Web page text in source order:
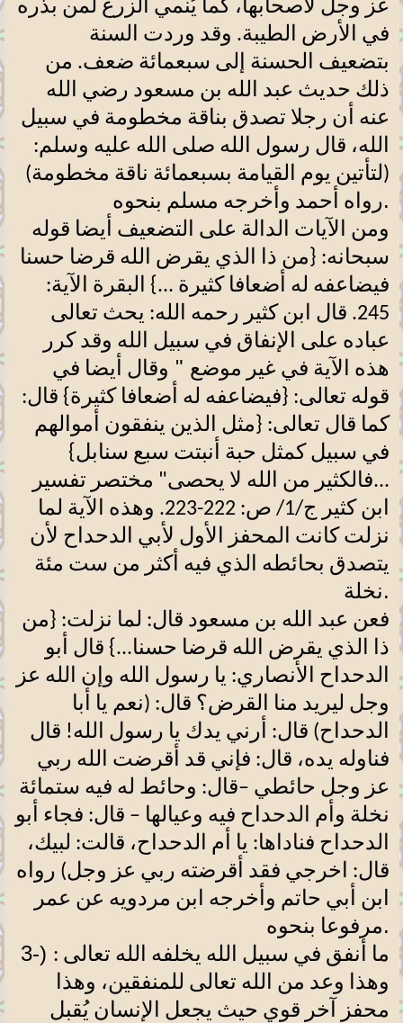
عز وجل لأصحابها، كما يُنمي الزرع لمن بذره
في الأرض الطيبة. وقد وردت السنة
بتضعيف الحسنة إلى سبعمائة ضعف. من
ذلك حديث عبد الله بن مسعود رضي الله
عنه أن رجلا تصدق بناقة مخطومة في سبيل
الله، قال رسول الله صلى الله عليه وسلم:
(لتأتين يوم القيامة بسبعمائة ناقة مخطومة)
رواه أحمد وأخرجه مسلم بنحوه.
ومن الآيات الدالة على التضعيف أيضا قوله
سبحانه: {من ذا الذي يقرض الله قرضا حسنا
فيضاعفه له أضعافا كثيرة ...} البقرة الآية:
245. قال ابن كثير رحمه الله: يحث تعالى
عباده على الإنفاق في سبيل الله وقد كرر
هذه الآية في غير موضع " وقال أيضا في
قوله تعالى: {فيضاعفه له أضعافا كثيرة} قال:
كما قال تعالى: {مثل الذين ينفقون أموالهم
في سبيل كمثل حبة أنبتت سبع سنابل}
...فالكثير من الله لا يحصى" مختصر تفسير
ابن كثير
ج/1/ ص: 222-223. وهذه الآية لما
نزلت كانت المحفز
الأول لأبي الدحداح لأن
يتصدق بحائطه الذي فيه أكثر من ست مئة
نخلة.
فعن عبد الله بن مسعود قال: لما نزلت: {من
ذا الذي يقرض الله قرضا حسنا...} قال أبو
الدحداح الأنصاري: يا رسول الله وإن الله عز
وجل ليريد منا القرض؟ قال: (نعم يا أبا
الدحداح) قال: أرني يدك يا رسول الله! قال
فناوله يده، قال: فإني قد أقرضت الله ربي
عز وجل حائطي –قال: وحائط له فيه ستمائة
نخلة وأم الدحداح فيه وعيالها – قال: فجاء أبو
الدحداح فناداها: يا أم الدحداح، قالت: لبيك،
قال: اخرجي فقد أقرضته ربي عز وجل) رواه
ابن أبي حاتم وأخرجه ابن مردويه عن عمر
مرفوعا بنحوه.
3-) ما أنفق في سبيل الله يخلفه الله تعالى :
وهذا وعد من الله تعالى للمنفقين، وهذا
محفز آخر قوي حيث يجعل الإنسان يُقبل